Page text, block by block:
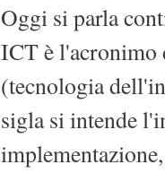
Oggi si parla
ICT è l'acronimo
(tecnologia
sigla si intende